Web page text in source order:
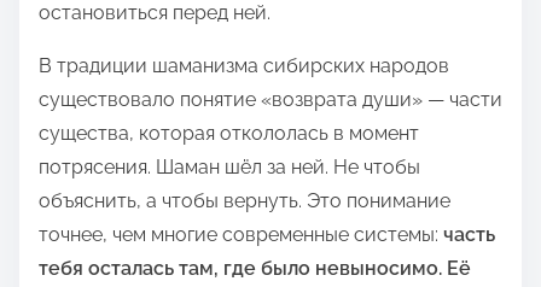
остановиться перед ней.
В традиции шаманизма сибирских народов
существовало понятие «возврата души» — части
существа, которая откололась в момент
потрясения. Шаман шёл за ней. Не чтобы
объяснить, а чтобы вернуть. Это понимание
точнее, чем многие современные системы: часть
тебя осталась там, где было невыносимо. Её